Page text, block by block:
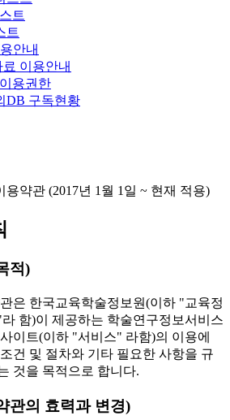
트
트
안내
이용안내
용권한
DB 구독현황
약관 (2017년 1월 1일 ~ 현재 적용)
적)
은 한국교육학술정보원(이하 "교육정
라 함)이 제공하는 학술연구정보서비스
이트(이하 "서비스" 라함)의 이용에
건 및 절차와 기타 필요한 사항을 규
것을 목적으로 합니다.
관의 효력과 변경)